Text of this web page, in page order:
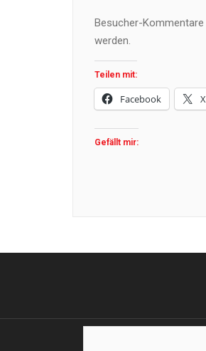
Besucher-
werden.
Teilen mit:
Facebook X
Gefällt mir: